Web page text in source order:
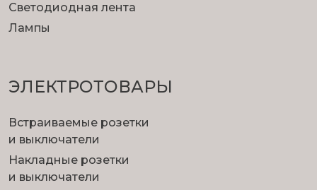
Светодиодная лента
Лампы
ЭЛЕКТРОТОВАРЫ
Встраиваемые розетки
и выключатели
Накладные розетки
и выключатели